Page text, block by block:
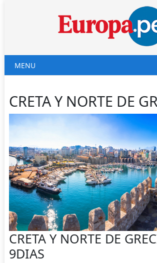
MENU
CRETA Y NORTE DE
CRETA Y NORTE DE
9DIAS